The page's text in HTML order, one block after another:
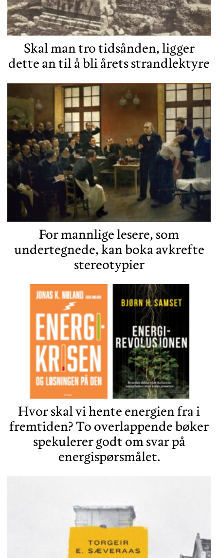
Skal man tro tidsånden, ligger
dette an til å bli årets strandlektyre
For mannlige lesere, som
undertegnede, kan boka avkrefte
stereotypier
Hvor skal vi hente energien fra i
fremtiden? To overlappende bøker
spekulerer godt om svar på
energispørsmålet.